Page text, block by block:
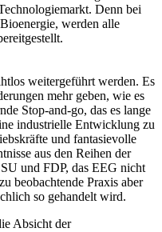
Denn bei
werden alle
weitergeführt werden. Es
mehr geben, wie es
Stop-and-go, das es lange
industrielle Entwicklung zu
und fantasievolle
aus den Reihen der
und FDP, das EEG nicht
beobachtende Praxis aber
so gehandelt wird.
Absicht der